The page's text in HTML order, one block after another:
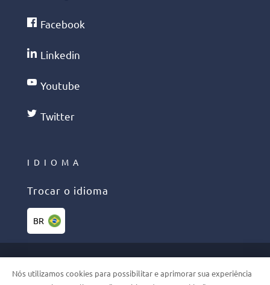
Facebook
Linkedin
Youtube
Twitter
IDIOMA
Trocar o idioma
BR
DIREITOS RESERVADOS
Nós utilizamos cookies para possibilitar e aprimorar sua experiência